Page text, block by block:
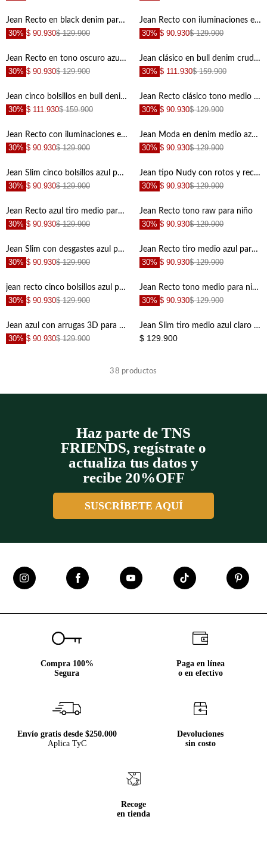
+ +
+ +
+ +
+ +
+
Jean Recto en black denim para niño
30% $ 90.930$ 129.900
+
Jean Recto con iluminaciones en muslos azul para niño de silueta ajustada
30% $ 90.930$ 129.900
+
Jean Recto en tono oscuro azul para niño
30% $ 90.930$ 129.900
+
Jean clásico en bull denim crudo para niño
30% $ 111.930$ 159.900
+
Jean cinco bolsillos en bull denim gris para niño
30% $ 111.930$ 159.900
+
Jean Recto clásico tono medio azul para niño
30% $ 90.930$ 129.900
+
Jean Recto con iluminaciones en muslos azul para niño con textura lisa
30% $ 90.930$ 129.900
+
Jean Moda en denim medio azul para niño
30% $ 90.930$ 129.900
+
Jean Slim cinco bolsillos azul para niño de silueta amplia
30% $ 90.930$ 129.900
+
Jean tipo Nudy con rotos y recosidos para niño
30% $ 90.930$ 129.900
Jean Recto azul tiro medio para niño
30% $ 90.930$ 129.900
Jean Recto tono raw para niño
30% $ 90.930$ 129.900
Jean Slim con desgastes azul para niño
30% $ 90.930$ 129.900
Jean Recto tiro medio azul para niño
30% $ 90.930$ 129.900
+
jean recto cinco bolsillos azul para niño de ajuste cómodo con acabado suave
30% $ 90.930$ 129.900
Jean Recto tono medio para niño
30% $ 90.930$ 129.900
+
Jean azul con arrugas 3D para niño
30% $ 90.930$ 129.900
Jean Slim tiro medio azul claro para niño
$ 129.900
38 productos
Haz parte de TNS
FRIENDS, regístrate o
actualiza tus datos y
recibe 20%OFF
SUSCRÍBETE AQUÍ
Compra 100%
Segura
Paga en línea
o en efectivo
Envío gratis desde $250.000
Aplica TyC
Devoluciones
sin costo
Recoge
en tienda